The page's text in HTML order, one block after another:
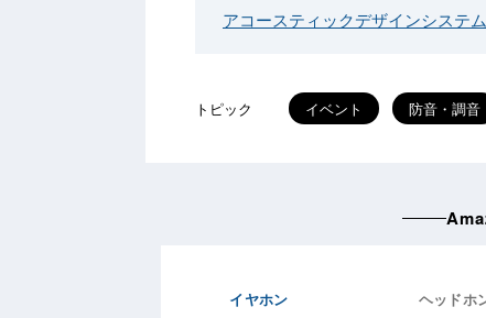
アコースティックデザインシステム
トピック イベント 防音・調音